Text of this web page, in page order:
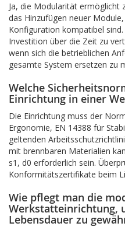
Ja, die Modularität ermöglicht
das Hinzufügen neuer
Konfiguration kompatibel
Investition über die Zeit zu
wenn sich die betrieblichen
gesamte System ersetzen zu
Welche
Einrichtung in einer
Die Einrichtung muss der
Ergonomie, EN 14388 für
geltenden
mit brennbaren Materialien
s1, d0 erforderlich sein.
Konformitätszertifikate beim
Wie pflegt man die
Werkstatteinrichtung,
Lebensdauer zu